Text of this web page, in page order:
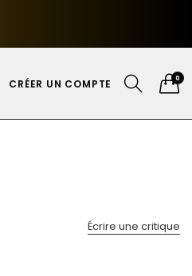
CRÉER UN COMPTE 0
Écrire une critique